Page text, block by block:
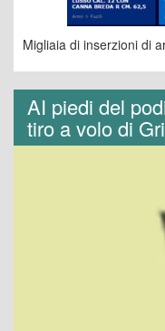
Migliaia di inserzioni di
AI piedi del
tiro a volo di